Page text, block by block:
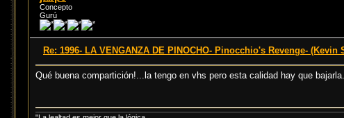
Concepto
Gurú
Re: 1996- LA VENGANZA DE PINOCHO- Pinocchio's Revenge- (Kevin
Qué buena compartición!...la tengo en vhs pero esta calidad hay que